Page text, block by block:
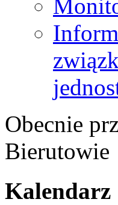
Obecnie
Bierutowie
Kalendarz